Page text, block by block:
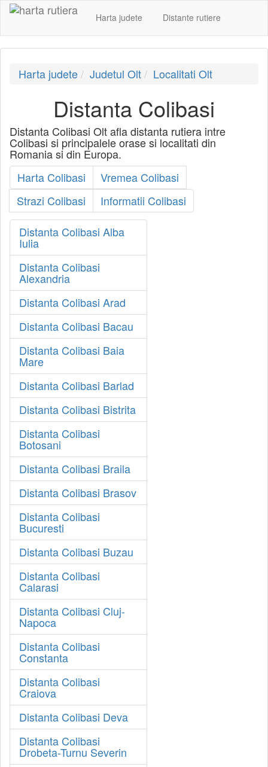
Harta judete Distante rutiere
Harta judete Judetul Olt Localitati Olt
Distanta Colibasi
Distanta Colibasi Olt afla distanta rutiera intre
Colibasi si principalele orase si localitati din
Romania si din Europa.
Harta Colibasi
Vremea Colibasi
Strazi Colibasi
Informatii Colibasi
Distanta Colibasi Alba
Iulia
Distanta Colibasi
Alexandria
Distanta Colibasi Arad
Distanta Colibasi Bacau
Distanta Colibasi Baia
Mare
Distanta Colibasi Barlad
Distanta Colibasi Bistrita
Distanta Colibasi
Botosani
Distanta Colibasi Braila
Distanta Colibasi Brasov
Distanta Colibasi
Bucuresti
Distanta Colibasi Buzau
Distanta Colibasi
Calarasi
Distanta Colibasi Cluj-
Napoca
Distanta Colibasi
Constanta
Distanta Colibasi
Craiova
Distanta Colibasi Deva
Distanta Colibasi
Drobeta-Turnu Severin